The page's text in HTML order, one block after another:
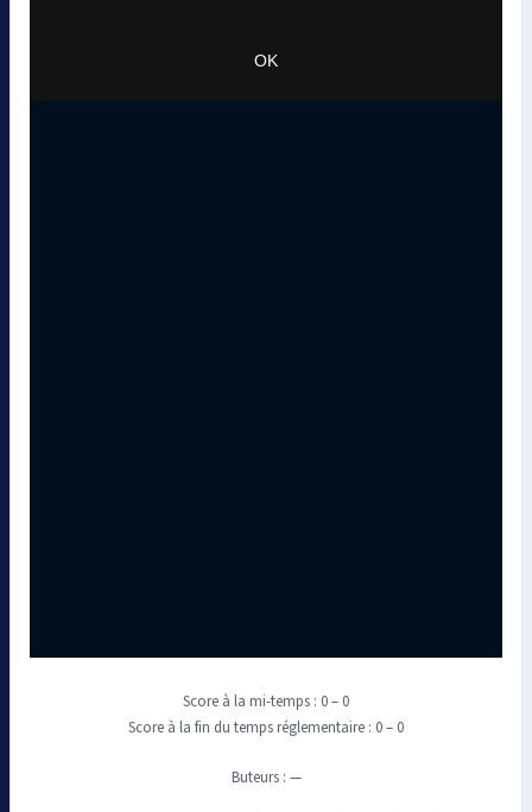
Score à la mi-temps : 0 – 0
Score à la fin du temps réglementaire : 0 – 0
Buteurs : —